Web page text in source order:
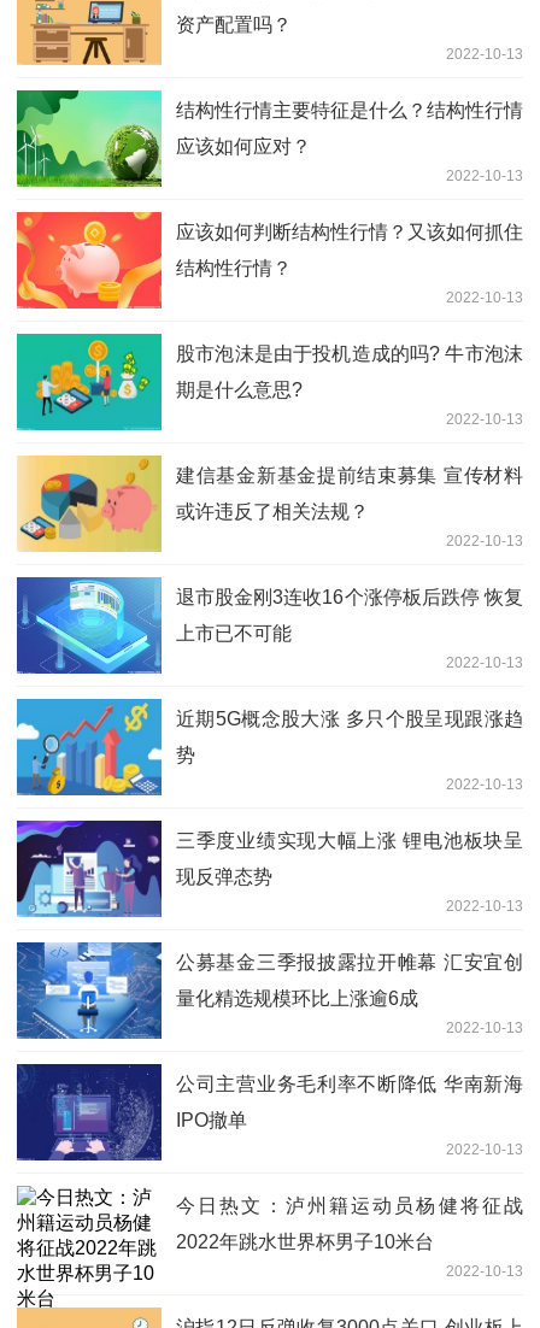
资产配置吗？
2022-10-13
结构性行情主要特征是什么？结构性行情
应该如何应对？
2022-10-13
应该如何判断结构性行情？又该如何抓住
结构性行情？
2022-10-13
股市泡沫是由于投机造成的吗? 牛市泡沫
期是什么意思?
2022-10-13
建信基金新基金提前结束募集 宣传材料
或许违反了相关法规？
2022-10-13
退市股金刚3连收16个涨停板后跌停 恢复
上市已不可能
2022-10-13
近期5G概念股大涨 多只个股呈现跟涨趋
势
2022-10-13
三季度业绩实现大幅上涨 锂电池板块呈
现反弹态势
2022-10-13
公募基金三季报披露拉开帷幕 汇安宜创
量化精选规模环比上涨逾6成
2022-10-13
公司主营业务毛利率不断降低 华南新海
IPO撤单
2022-10-13
今日热文：泸州籍运动员杨健将征战
2022年跳水世界杯男子10米台
2022-10-13